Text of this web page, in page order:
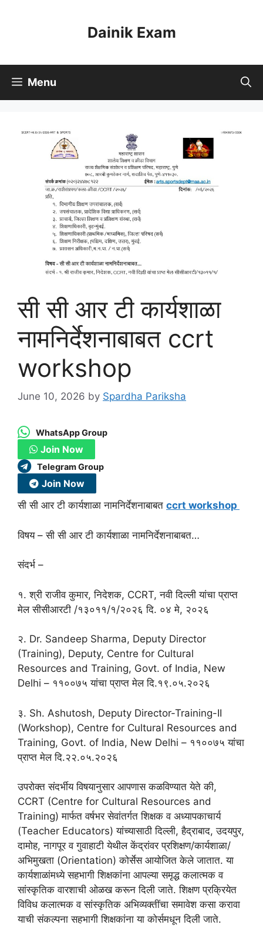
Dainik Exam
Menu
सी सी आर टी कार्यशाळा
नामनिर्देशनाबाबत ccrt
workshop
June 10, 2026 by Spardha Pariksha
WhatsApp Group
Join Now
Telegram Group
Join Now
सी सी आर टी कार्यशाळा नामनिर्देशनाबाबत ccrt workshop
विषय – सी सी आर टी कार्यशाळा नामनिर्देशनाबाबत…
संदर्भ –
१. श्री राजीव कुमार, निदेशक, CCRT, नवी दिल्ली यांचा प्राप्त
मेल सीसीआरटी /१३०११/१/२०२६ दि. ०४ मे, २०२६
२. Dr. Sandeep Sharma, Deputy Director
(Training), Deputy, Centre for Cultural
Resources and Training, Govt. of India, New
Delhi – ११००७५ यांचा प्राप्त मेल दि.१९.०५.२०२६
३. Sh. Ashutosh, Deputy Director-Training-II
(Workshop), Centre for Cultural Resources and
Training, Govt. of India, New Delhi – ११००७५ यांचा
प्राप्त मेल दि.२२.०५.२०२६
उपरोक्त संदर्भीय विषयानुसार आपणास कळविण्यात येते की,
CCRT (Centre for Cultural Resources and
Training) मार्फत वर्षभर सेवांतर्गत शिक्षक व अध्यापकाचार्य
(Teacher Educators) यांच्यासाठी दिल्ली, हैद्राबाद, उदयपुर,
दामोह, नागपूर व गुवाहाटी येथील केंद्रांवर प्रशिक्षण/कार्यशाळा/
अभिमुखता (Orientation) कोर्सेस आयोजित केले जातात. या
कार्यशाळांमध्ये सहभागी शिक्षकांना आपल्या समृद्ध कलात्मक व
सांस्कृतिक वारशाची ओळख करून दिली जाते. शिक्षण प्रक्रियेत
विविध कलात्मक व सांस्कृतिक अभिव्यक्तींचा समावेश कसा करावा
याची संकल्पना सहभागी शिक्षकांना या कोर्समधून दिली जाते.